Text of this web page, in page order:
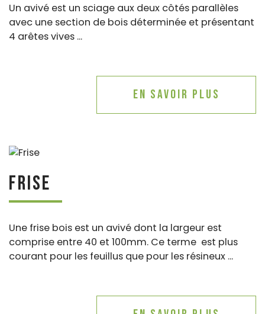
Un avivé est un sciage aux deux côtés parallèles
avec une section de bois déterminée et présentant
4 arêtes vives ...
En savoir plus
Frise
Une frise bois est un avivé dont la largeur est
comprise entre 40 et 100mm. Ce terme est plus
courant pour les feuillus que pour les résineux ...